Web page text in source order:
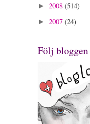
► 2008 (514)
► 2007 (24)
Följ bloggen